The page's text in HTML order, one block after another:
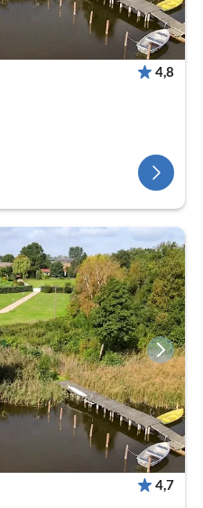
4,8
4,7